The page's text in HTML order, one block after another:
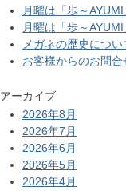
月曜は「歩～
月曜は「歩～
メガネの歴史につ
お客様からのお問合
アーカイブ
2026年8月
2026年7月
2026年6月
2026年5月
2026年4月